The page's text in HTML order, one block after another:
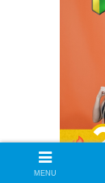
MENU